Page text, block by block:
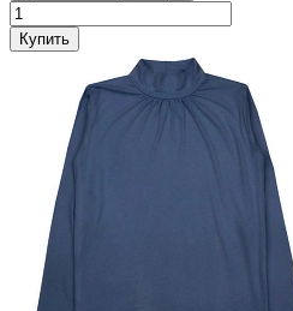
Купить